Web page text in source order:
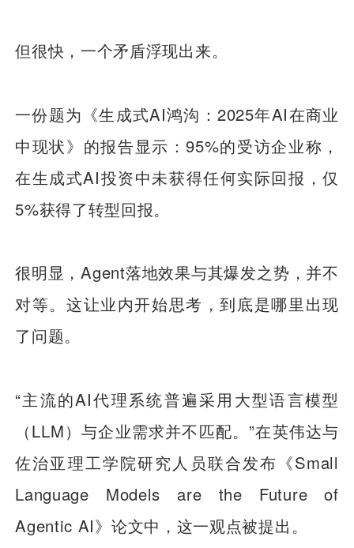
但很快，一个矛盾浮现出来。
一份题为《生成式AI鸿沟：2025年AI在商业
中现状》的报告显示：95%的受访企业称，
在生成式AI投资中未获得任何实际回报，仅
5%获得了转型回报。
很明显，Agent落地效果与其爆发之势，并不
对等。这让业内开始思考，到底是哪里出现
了问题。
“主流的AI代理系统普遍采用大型语言模型
（LLM）与企业需求并不匹配。”在英伟达与
佐治亚理工学院研究人员联合发布《Small
Language Models are the Future of
Agentic AI》论文中，这一观点被提出。